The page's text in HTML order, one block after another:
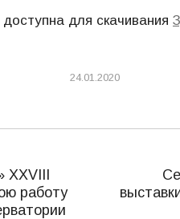
для скачивания
24.01.2020
работу